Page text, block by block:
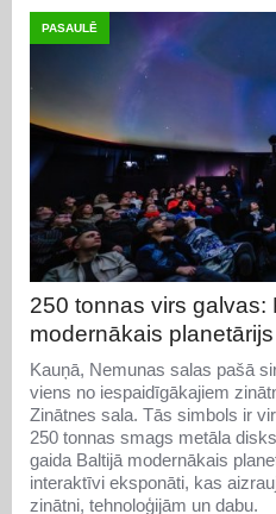
PASAULĒ
250 tonnas virs galvas:
modernākais planetārijs
Kauņā, Nemunas salas pašā
viens no iespaidīgākajiem
Zinātnes sala. Tās simbols ir
250 tonnas smags metāla
gaida Baltijā modernākais
interaktīvi eksponāti, kas
zinātni, tehnoloģijām un dabu.